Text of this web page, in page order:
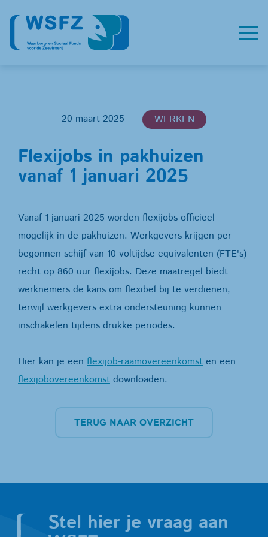
20 maart 2025 WERKEN
Flexijobs in pakhuizen
vanaf 1 januari 2025
Vanaf 1 januari 2025 worden flexijobs officieel
mogelijk in de pakhuizen. Werkgevers krijgen per
begonnen schijf van 10 voltijdse equivalenten (FTE's)
recht op 860 uur flexijobs. Deze maatregel biedt
werknemers de kans om flexibel bij te verdienen,
terwijl werkgevers extra ondersteuning kunnen
inschakelen tijdens drukke periodes.
Hier kan je een flexijob-raamovereenkomst en een
flexijobovereenkomst downloaden.
TERUG NAAR OVERZICHT
Stel hier je vraag aan